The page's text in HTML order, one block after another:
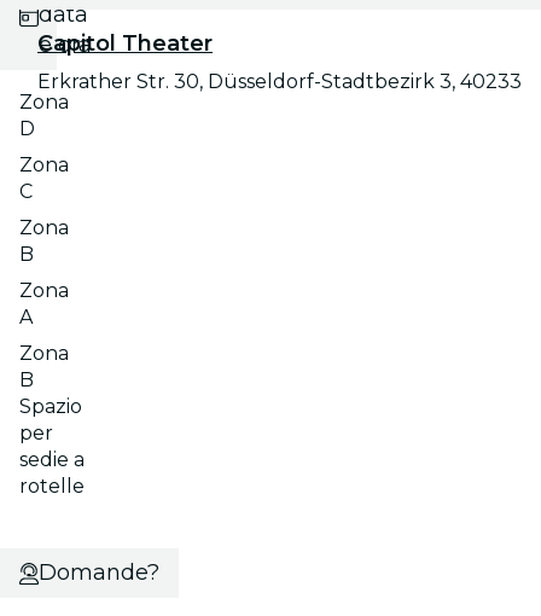
data
e ora
Zona
D
Zona
C
Zona
B
Zona
A
Zona
B
Spazio
per
sedie a
rotelle
Capitol Theater
Erkrather Str. 30, Düsseldorf-Stadtbezirk 3, 40233
Domande?